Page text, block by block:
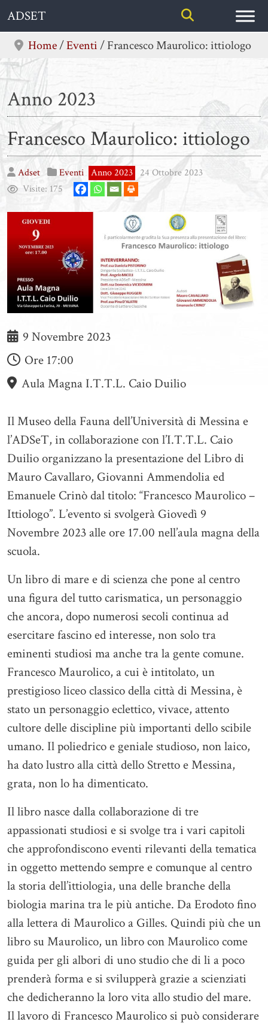
Skip
content
ADSET
Home/Eventi/Francesco Maurolico: ittiologo
Anno 2023
Francesco Maurolico: ittiologo
Adset Eventi Anno 2023
24 Ottobre 2023
Visite: 175
9 Novembre 2023
Ore 17:00
Aula Magna I.T.T.L. Caio Duilio
Il Museo della Fauna dell’Università di Messina e
l’ADSeT, in collaborazione con l’I.T.T.L. Caio
Duilio organizzano la presentazione del Libro di
Mauro Cavallaro, Giovanni Ammendolia ed
Emanuele Crinò dal titolo: “Francesco Maurolico –
Ittiologo”. L’evento si svolgerà Giovedì 9
Novembre 2023 alle ore 17.00 nell’aula magna della
scuola.
Un libro di mare e di scienza che pone al centro
una figura del tutto carismatica, un personaggio
che ancora, dopo numerosi secoli continua ad
esercitare fascino ed interesse, non solo tra
eminenti studiosi ma anche tra la gente comune.
Francesco Maurolico, a cui è intitolato, un
prestigioso liceo classico della città di Messina, è
stato un personaggio eclettico, vivace, attento
cultore delle discipline più importanti dello scibile
umano. Il poliedrico e geniale studioso, non laico,
ha dato lustro alla città dello Stretto e Messina,
grata, non lo ha dimenticato.
Il libro nasce dalla collaborazione di tre
appassionati studiosi e si svolge tra i vari capitoli
che approfondiscono eventi rilevanti della tematica
in oggetto mettendo sempre e comunque al centro
la storia dell’ittiologia, una delle branche della
biologia marina tra le più antiche. Da Erodoto fino
alla lettera di Maurolico a Gilles. Quindi più che un
libro su Maurolico, un libro con Maurolico come
guida per gli albori di uno studio che di li a poco
prenderà forma e si svilupperà grazie a scienziati
che dedicheranno la loro vita allo studio del mare.
Il lavoro di Francesco Maurolico si può considerare